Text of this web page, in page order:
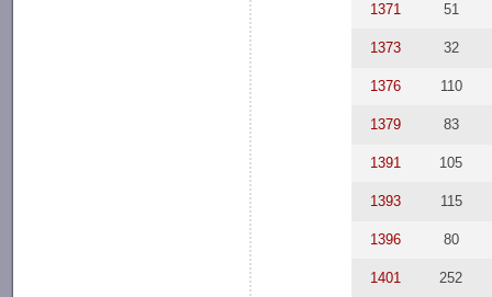
1371 51
1373 32
1376 110
1379 83
1391 105
1393 115
1396 80
1401 252